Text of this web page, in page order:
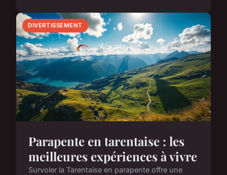
DIVERTISSEMENT
Parapente en tarentaise : les
meilleures expériences à vivre
Survoler la Tarentaise en parapente offre une